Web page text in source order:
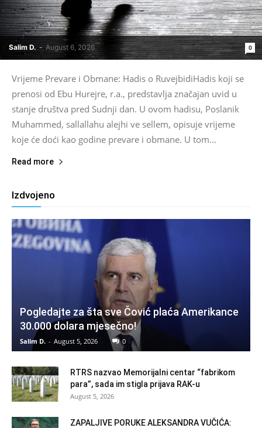
Salim D. - August 6, 2026 0
Vrijeme Prevare i Obmane: Hadis o RuvejbidiHadis koji se
prenosi od Ebu Hurejre, r.a., predstavlja značajan uvid u
stanje društva pred Sudnji dan. U ovom hadisu, Poslanik
Muhammed, sallallahu alejhi ve sellem, opisuje vrijeme
koje će doći kao godine prevare i obmane. U tom...
Read more
Izdvojeno
Pogledajte za šta sve Čović plaća Amerikance
30.000 dolara mjesečno!
Salim D. - August 5, 2026 0
RTRS nazvao Memorijalni centar “fabrikom
para”, sada im stigla prijava RAK-u
August 5, 2026
ZAPALJIVE PORUKE ALEKSANDRA VUČIĆA: